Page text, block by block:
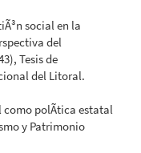
social en la
del
Tesis de
del Litoral.
como polÃ­tica estatal
y Patrimonio